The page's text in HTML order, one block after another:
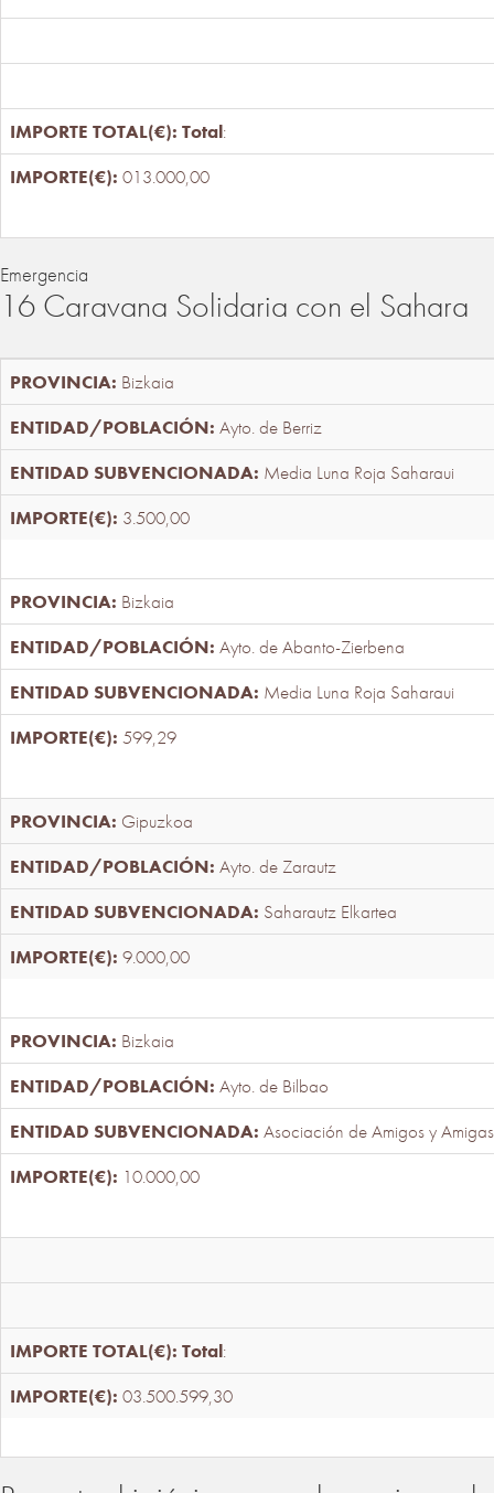
Total:
013.000,00
Emergencia
16 Caravana Solidaria con el Sahara
Bizkaia
Ayto. de Berriz
Media Luna Roja Saharaui
3.500,00
Bizkaia
Ayto. de Abanto-Zierbena
Media Luna Roja Saharaui
599,29
Gipuzkoa
Ayto. de Zarautz
Saharautz Elkartea
9.000,00
Bizkaia
Ayto. de Bilbao
Asociación de Amigos y
10.000,00
Total:
03.500.599,30